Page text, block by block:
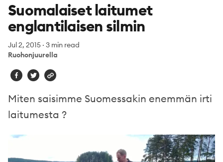
Suomalaiset laitumet
englantilaisen silmin
Jul 2, 2015 · 3 min read
Ruohonjuurella
Miten saisimme Suomessakin enemmän irti
laitumesta ?